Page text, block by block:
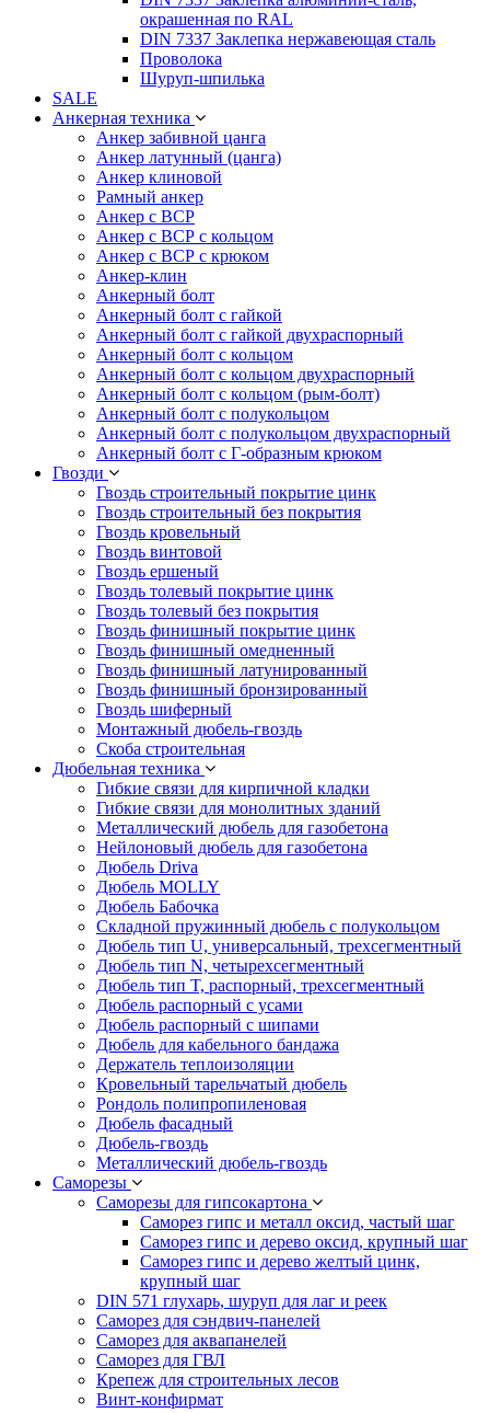
окрашенная по RAL
DIN 7337 Заклепка нержавеющая сталь
Проволока
Шуруп-шпилька
SALE
Анкерная техника
Анкер забивной цанга
Анкер латунный (цанга)
Анкер клиновой
Рамный анкер
Анкер с ВСР
Анкер с ВСР с кольцом
Анкер с ВСР с крюком
Анкер-клин
Анкерный болт
Анкерный болт с гайкой
Анкерный болт с гайкой двухраспорный
Анкерный болт с кольцом
Анкерный болт с кольцом двухраспорный
Анкерный болт с кольцом (рым-болт)
Анкерный болт с полукольцом
Анкерный болт с полукольцом двухраспорный
Анкерный болт с Г-образным крюком
Гвозди
Гвоздь строительный покрытие цинк
Гвоздь строительный без покрытия
Гвоздь кровельный
Гвоздь винтовой
Гвоздь ершеный
Гвоздь толевый покрытие цинк
Гвоздь толевый без покрытия
Гвоздь финишный покрытие цинк
Гвоздь финишный омедненный
Гвоздь финишный латунированный
Гвоздь финишный бронзированный
Гвоздь шиферный
Монтажный дюбель-гвоздь
Скоба строительная
Дюбельная техника
Гибкие связи для кирпичной кладки
Гибкие связи для монолитных зданий
Металлический дюбель для газобетона
Нейлоновый дюбель для газобетона
Дюбель Driva
Дюбель MOLLY
Дюбель Бабочка
Складной пружинный дюбель с полукольцом
Дюбель тип U, универсальный, трехсегментный
Дюбель тип N, четырехсегментный
Дюбель тип T, распорный, трехсегментный
Дюбель распорный с усами
Дюбель распорный с шипами
Дюбель для кабельного бандажа
Держатель теплоизоляции
Кровельный тарельчатый дюбель
Рондоль полипропиленовая
Дюбель фасадный
Дюбель-гвоздь
Металлический дюбель-гвоздь
Саморезы
Саморезы для гипсокартона
Саморез гипс и металл оксид, частый шаг
Саморез гипс и дерево оксид, крупный шаг
Саморез гипс и дерево желтый цинк,
крупный шаг
DIN 571 глухарь, шуруп для лаг и реек
Саморез для сэндвич-панелей
Саморез для аквапанелей
Саморез для ГВЛ
Крепеж для строительных лесов
Винт-конфирмат